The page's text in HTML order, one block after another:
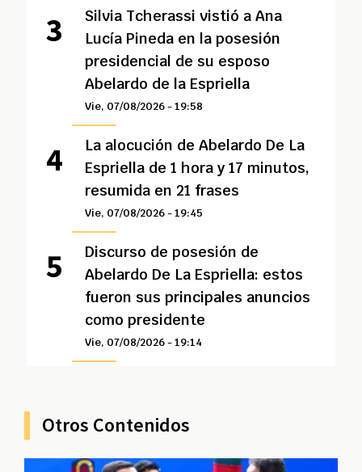
Silvia Tcherassi vistió a Ana
Lucía Pineda en la posesión
presidencial de su esposo
Abelardo de la Espriella
Vie, 07/08/2026 - 19:58
La alocución de Abelardo De La
Espriella de 1 hora y 17 minutos,
resumida en 21 frases
Vie, 07/08/2026 - 19:45
Discurso de posesión de
Abelardo De La Espriella: estos
fueron sus principales anuncios
como presidente
Vie, 07/08/2026 - 19:14
Otros Contenidos